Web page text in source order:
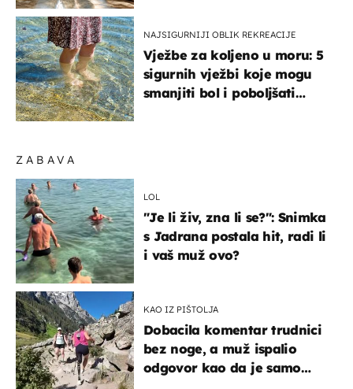
ZABAVA
LOL
"Je li živ, zna li se?": Snimka
s Jadrana postala hit, radi li
i vaš muž ovo?
KAO IZ PIŠTOLJA
Dobacila komentar trudnici
bez noge, a muž ispalio
odgovor kao da je samo
NAJSIGURNIJI OBLIK REKREACIJE
Vježbe za koljeno u moru: 5
sigurnih vježbi koje mogu
smanjiti bol i poboljšati